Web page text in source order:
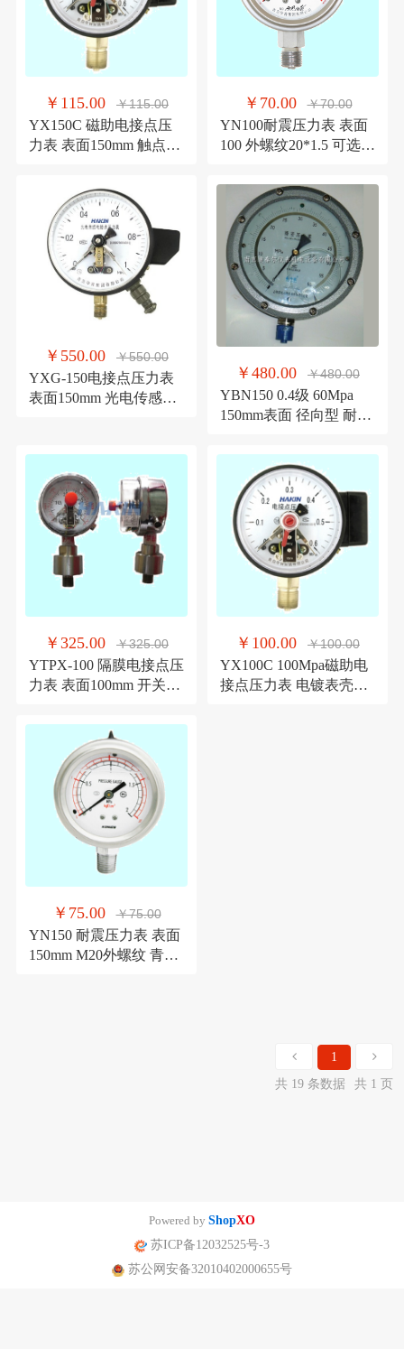
￥115.00 ￥115.00
YX150C 磁助电接点压
力表 表面150mm 触点容
￥70.00 ￥70.00
YN100耐震压力表 表面
100 外螺纹20*1.5 可选不
￥550.00 ￥550.00
YXG-150电接点压力表
表面150mm 光电传感型
￥480.00 ￥480.00
YBN150 0.4级 60Mpa
150mm表面 径向型 耐震
￥325.00 ￥325.00
YTPX-100 隔膜电接点压
力表 表面100mm 开关信
￥100.00 ￥100.00
YX100C 100Mpa磁助电
接点压力表 电镀表壳外
￥75.00 ￥75.00
YN150 耐震压力表 表面
150mm M20外螺纹 青岛
1
共 19 条数据
共 1 页
Powered by ShopXO
苏ICP备12032525号-3
苏公网安备32010402000655号